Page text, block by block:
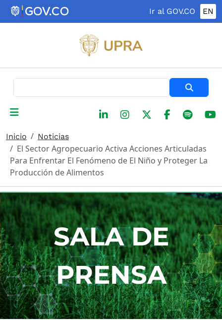
Pasar al contenido principal
Ir al GOV.CO EN
Inicio Noticias
El Sector Agropecuario Activa Acciones Articuladas
Para Enfrentar El Fenómeno de El Niño y Proteger La
Producción de Alimentos
SALA DE
PRENSA